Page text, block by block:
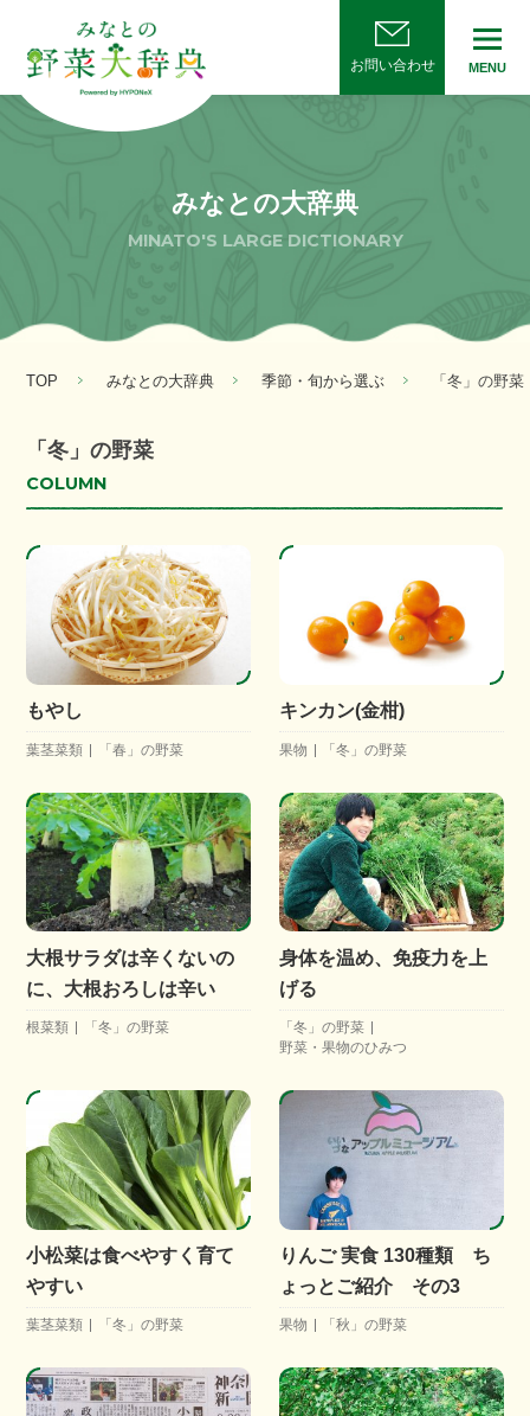
お問い合わせ MENU
みなとの大辞典
MINATO'S LARGE DICTIONARY
TOP みなとの大辞典 季節・旬から選ぶ 「冬」の野菜
「冬」の野菜
COLUMN
もやし
葉茎菜類 「春」の野菜
キンカン(金柑)
果物 「冬」の野菜
大根サラダは辛くないの
に、大根おろしは辛い
根菜類 「冬」の野菜
身体を温め、免疫力を上
げる
「冬」の野菜
野菜・果物のひみつ
小松菜は食べやすく育て
やすい
葉茎菜類 「冬」の野菜
りんご 実食 130種類 ち
ょっとご紹介 その3
果物 「秋」の野菜